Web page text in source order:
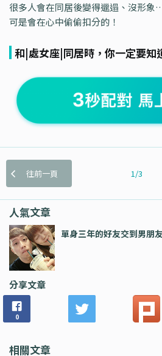
很多人會在同居後變得邋遢、沒形象
可是會在心中偷偷扣分的！
和|處女座|同居時，你一定要知
往前一頁 1/3
人氣文章
單身三年的好友交到男朋
分享文章
0
相關文章